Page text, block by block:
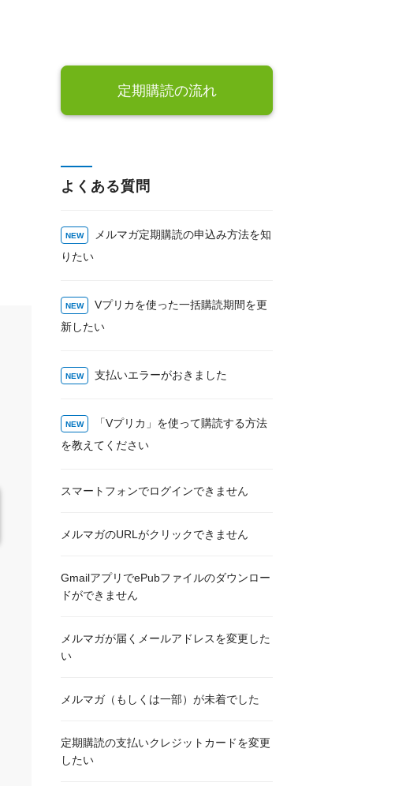
定期購読の流れ
よくある質問
メルマガ定期購読の申込み方法を知
りたい
Vプリカを使った一括購読期間を更
新したい
支払いエラーがおきました
「Vプリカ」を使って購読する方法
を教えてください
スマートフォンでログインできません
メルマガのURLがクリックできません
GmailアプリでePubファイルのダウンロー
ドができません
メルマガが届くメールアドレスを変更した
い
メルマガ（もしくは一部）が未着でした
定期購読の支払いクレジットカードを変更
したい